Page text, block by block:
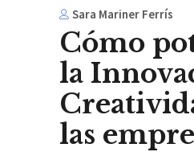
Sara Mariner Ferrís
Cómo
la
las